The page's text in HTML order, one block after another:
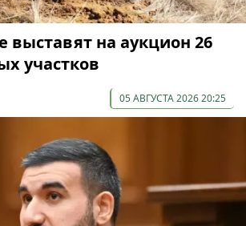
выставят на аукцион 26
участков
05 АВГУСТА 2026 20:25